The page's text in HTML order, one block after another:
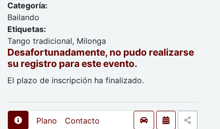
Categoría:
Bailando
Etiquetas:
Tango tradicional, Milonga
Desafortunadamente, no pudo realizarse
su registro para este evento.
El plazo de inscripción ha finalizado.
Plano Contacto